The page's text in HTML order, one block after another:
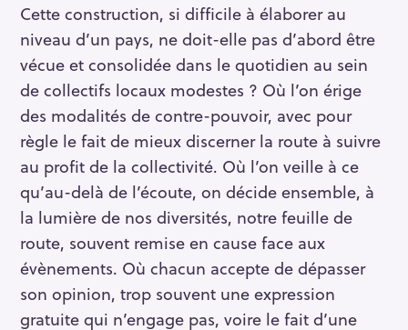
Cette construction, si difficile à élaborer au
niveau d’un pays, ne doit-elle pas d’abord être
vécue et consolidée dans le quotidien au sein
de collectifs locaux modestes ? Où l’on érige
des modalités de contre-pouvoir, avec pour
règle le fait de mieux discerner la route à suivre
au profit de la collectivité. Où l’on veille à ce
qu’au-delà de l’écoute, on décide ensemble, à
la lumière de nos diversités, notre feuille de
route, souvent remise en cause face aux
évènements. Où chacun accepte de dépasser
son opinion, trop souvent une expression
gratuite qui n’engage pas, voire le fait d’une